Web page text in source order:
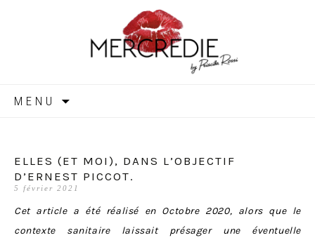
MERCREDIE
MENU
ELLES (ET MOI), DANS L’OBJECTIF
D’ERNEST PICCOT.
5 février 2021
Cet article a été réalisé en Octobre 2020, alors que le
contexte sanitaire laissait présager une éventuelle